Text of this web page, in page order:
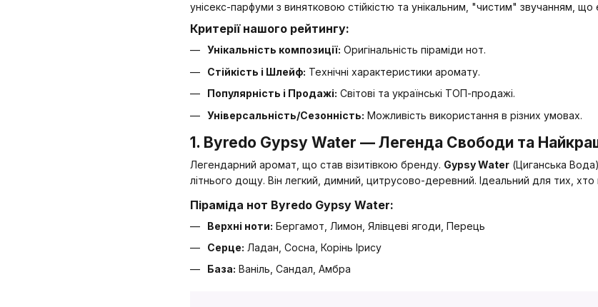
унісекс-парфуми з винятковою стійкістю та унікальним, "чистим" звучанням,
Критерії нашого рейтингу:
Унікальність композиції: Оригінальність піраміди нот.
Стійкість і Шлейф: Технічні характеристики аромату.
Популярність і Продажі: Світові та українські ТОП-продажі.
Універсальність/Сезонність: Можливість використання в різних умовах.
1. Byredo Gypsy Water — Легенда Свободи та
Легендарний аромат, що став візитівкою бренду. Gypsy Water (Циганська
літнього дощу. Він легкий, димний, цитрусово-деревний. Ідеальний для тих,
Піраміда нот Byredo Gypsy Water:
Верхні ноти: Бергамот, Лимон, Ялівцеві ягоди, Перець
Серце: Ладан, Сосна, Корінь Ірису
База: Ваніль, Сандал, Амбра